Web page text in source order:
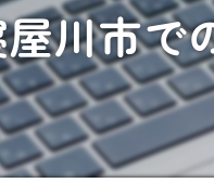
川市で